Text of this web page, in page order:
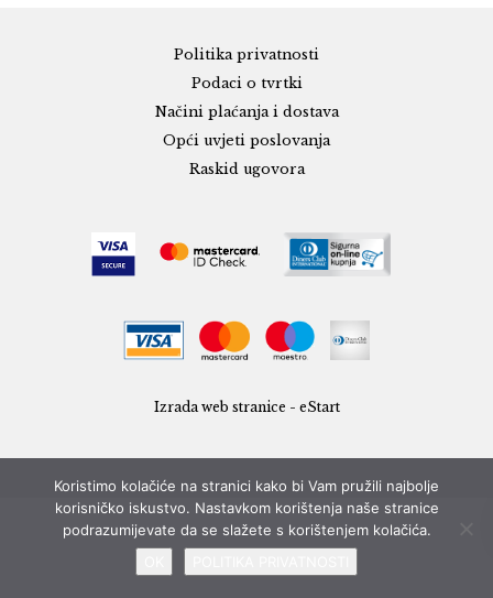
Politika privatnosti
Podaci o tvrtki
Načini plaćanja i dostava
Opći uvjeti poslovanja
Raskid ugovora
Izrada web stranice - eStart
Koristimo kolačiće na stranici kako bi Vam pružili najbolje
korisničko iskustvo. Nastavkom korištenja naše stranice
podrazumijevate da se slažete s korištenjem kolačića.